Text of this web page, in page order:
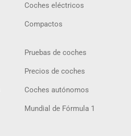
Coches eléctricos
Compactos
Pruebas de coches
Precios de coches
Coches autónomos
Mundial de Fórmula 1